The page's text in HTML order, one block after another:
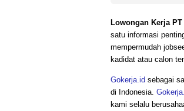
Lowongan Kerja
satu informasi
mempermudah
kadidat atau calon
Gokerja.id sebagai
di Indonesia.
kami selalu